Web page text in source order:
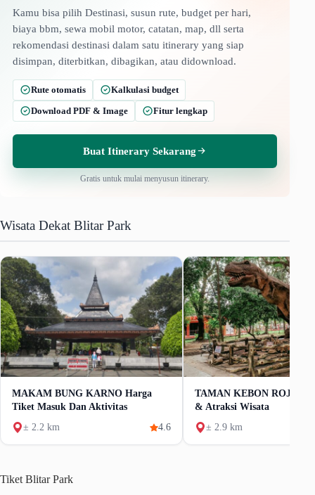
Kamu bisa pilih Destinasi, susun rute, budget per hari,
biaya bbm, sewa mobil motor, catatan, map, dll serta
rekomendasi destinasi dalam satu itinerary yang siap
disimpan, diterbitkan, dibagikan, atau didownload.
Rute otomatis
Kalkulasi budget
Download PDF & Image
Fitur lengkap
Buat Itinerary Sekarang
Gratis untuk mulai menyusun itinerary.
Wisata Dekat Blitar Park
MAKAM BUNG KARNO Harga
Tiket Masuk Dan Aktivitas
± 2.2 km
4.6
TAMAN KEBON ROJO
& Atraksi Wisata
± 2.9 km
Tiket Blitar Park